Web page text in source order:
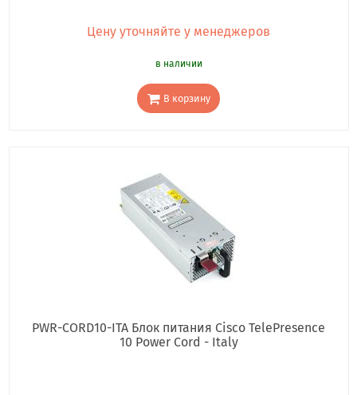
Цену уточняйте у менеджеров
в наличии
В корзину
PWR-CORD10-ITA Блок питания Cisco TelePresence
10 Power Cord - Italy